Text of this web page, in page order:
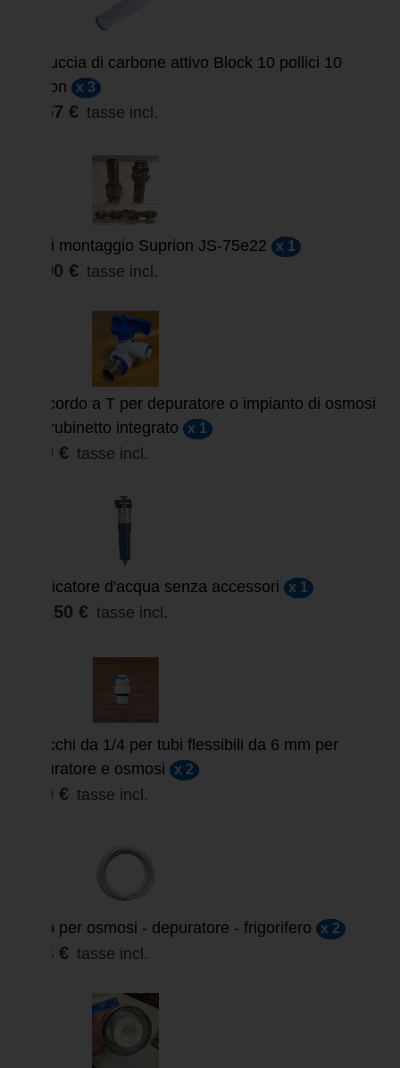
Cartuccia di carbone attivo Block 10 pollici 10
micron x 3
29,67 € tasse incl.
Kit di montaggio Suprion JS-75e22 x 1
18,00 € tasse incl.
Raccordo a T per depuratore o impianto di osmosi
con rubinetto integrato x 1
9,60 € tasse incl.
Purificatore d'acqua senza accessori x 1
320,50 € tasse incl.
Attacchi da 1/4 per tubi flessibili da 6 mm per
depuratore e osmosi x 2
5,00 € tasse incl.
Tubo per osmosi - depuratore - frigorifero x 2
3,84 € tasse incl.